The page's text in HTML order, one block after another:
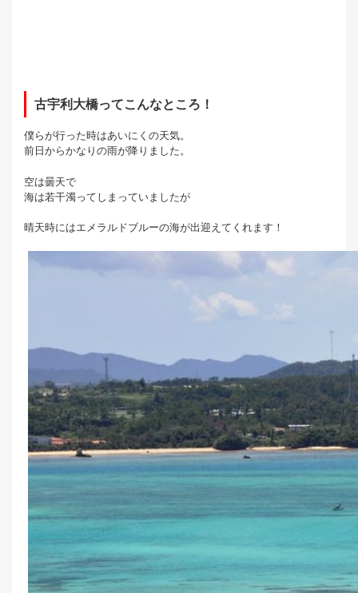
古宇利大橋ってこんなところ！
僕らが行った時はあいにくの天気。
前日からかなりの雨が降りました。
空は曇天で
海は若干濁ってしまっていましたが
晴天時にはエメラルドブルーの海が出迎えてくれます！